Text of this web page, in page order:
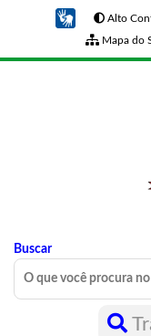
Alto
Mapa do
Buscar